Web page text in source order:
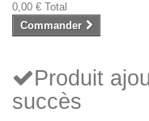
0,00 € Total
Commander
Produit
succès